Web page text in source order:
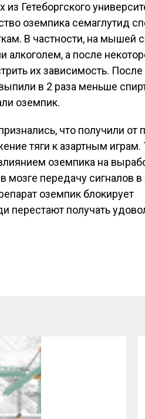
Гетеборгского
оземпика семаглутид
В частности, на мышей
алкоголем, а после
их зависимость. После
в 2 раза меньше
оземпик.
что получили от
тяги к азартным играм.
оземпика на
мозге передачу сигналов в
оземпик блокирует
получать